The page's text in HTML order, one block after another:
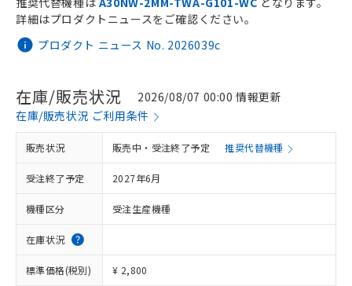
プロダクト ニュース No. 2026039c
詳細はプロダクトニュースをご確認ください。
在庫/販売状況
2026/08/07 00:00 情報更新
在庫/販売状況 ご利用条件
販売状況 販売中・受注終了予定 推奨代替機種
受注終了予定 2027年6月
機種区分 受注生産機種
在庫状況
標準価格(税別) ¥ 2,800